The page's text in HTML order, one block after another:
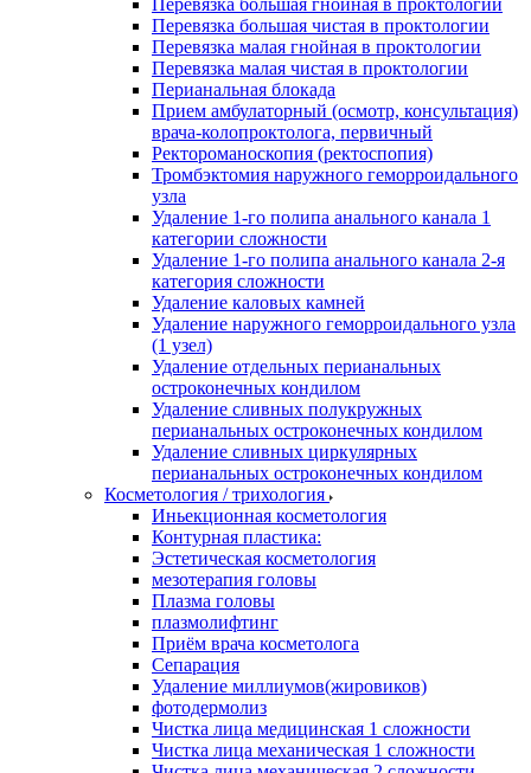
Перевязка большая гнойная в проктологии
Перевязка большая чистая в проктологии
Перевязка малая гнойная в проктологии
Перевязка малая чистая в проктологии
Перианальная блокада
Прием амбулаторный (осмотр, консультация)
врача-колопроктолога, первичный
Ректороманоскопия (ректоспопия)
Тромбэктомия наружного геморроидального
узла
Удаление 1-го полипа анального канала 1
категории сложности
Удаление 1-го полипа анального канала 2-я
категория сложности
Удаление каловых камней
Удаление наружного геморроидального узла
(1 узел)
Удаление отдельных перианальных
остроконечных кондилом
Удаление сливных полукружных
перианальных остроконечных кондилом
Удаление сливных циркулярных
перианальных остроконечных кондилом
Косметология / трихология
Иньекционная косметология
Контурная пластика:
Эстетическая косметология
мезотерапия головы
Плазма головы
плазмолифтинг
Приём врача косметолога
Сепарация
Удаление миллиумов(жировиков)
фотодермолиз
Чистка лица медицинская 1 сложности
Чистка лица механическая 1 сложности